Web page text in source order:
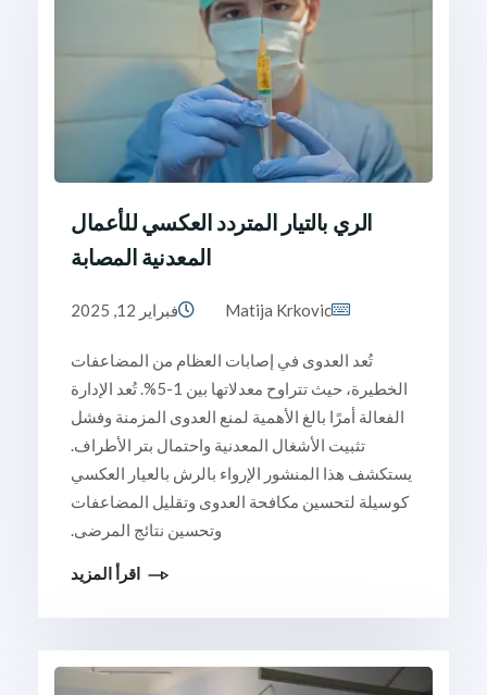
الري بالتيار المتردد العكسي للأعمال
المعدنية المصابة
فبراير 12, 2025 Matija Krkovic
تُعد العدوى في إصابات العظام من المضاعفات
الخطيرة، حيث تتراوح معدلاتها بين 1-5%. تُعد الإدارة
الفعالة أمرًا بالغ الأهمية لمنع العدوى المزمنة وفشل
تثبيت الأشغال المعدنية واحتمال بتر الأطراف.
يستكشف هذا المنشور الإرواء بالرش بالعيار العكسي
كوسيلة لتحسين مكافحة العدوى وتقليل المضاعفات
وتحسين نتائج المرضى.
اقرأ المزيد